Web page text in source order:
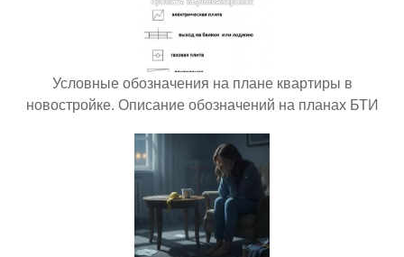
Условные обозначения на плане квартиры в
новостройке. Описание обозначений на планах БТИ